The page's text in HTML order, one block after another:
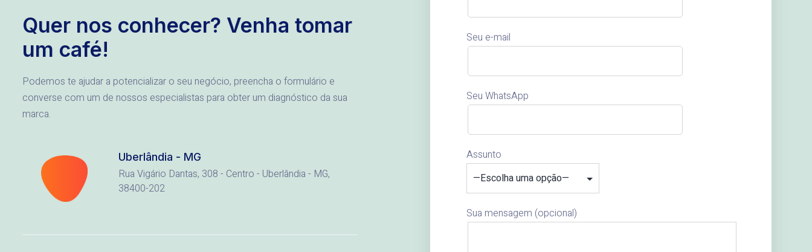
Quer nos conhecer? Venha tomar
um café!
Podemos te ajudar a potencializar o seu negócio, preencha o formulário e
converse com um de nossos especialistas para obter um diagnóstico da sua
marca.
Uberlândia - MG
Rua Vigário Dantas, 308 - Centro - Uberlândia - MG,
38400-202
Seu e-mail
Seu WhatsApp
Assunto
Sua mensagem (opcional)